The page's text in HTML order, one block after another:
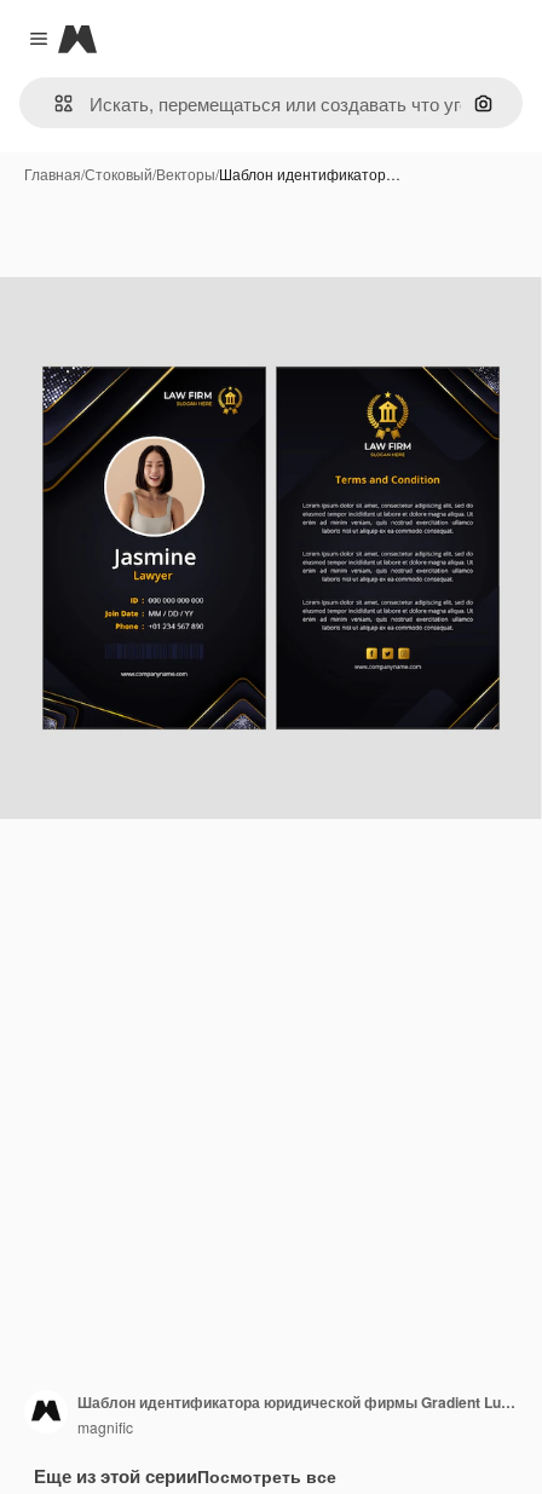
Close menu
Magnific
Поиск
Главная/Стоковый/Векторы/Шаблон идентификатор…
Шаблон идентификатора юридической фирмы Gradient Luxury
magnific
Еще из этой серииПосмотреть все